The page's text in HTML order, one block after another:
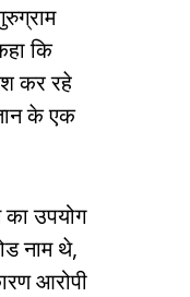
कि
कर रहे
के एक
का उपयोग
नाम थे,
आरोपी